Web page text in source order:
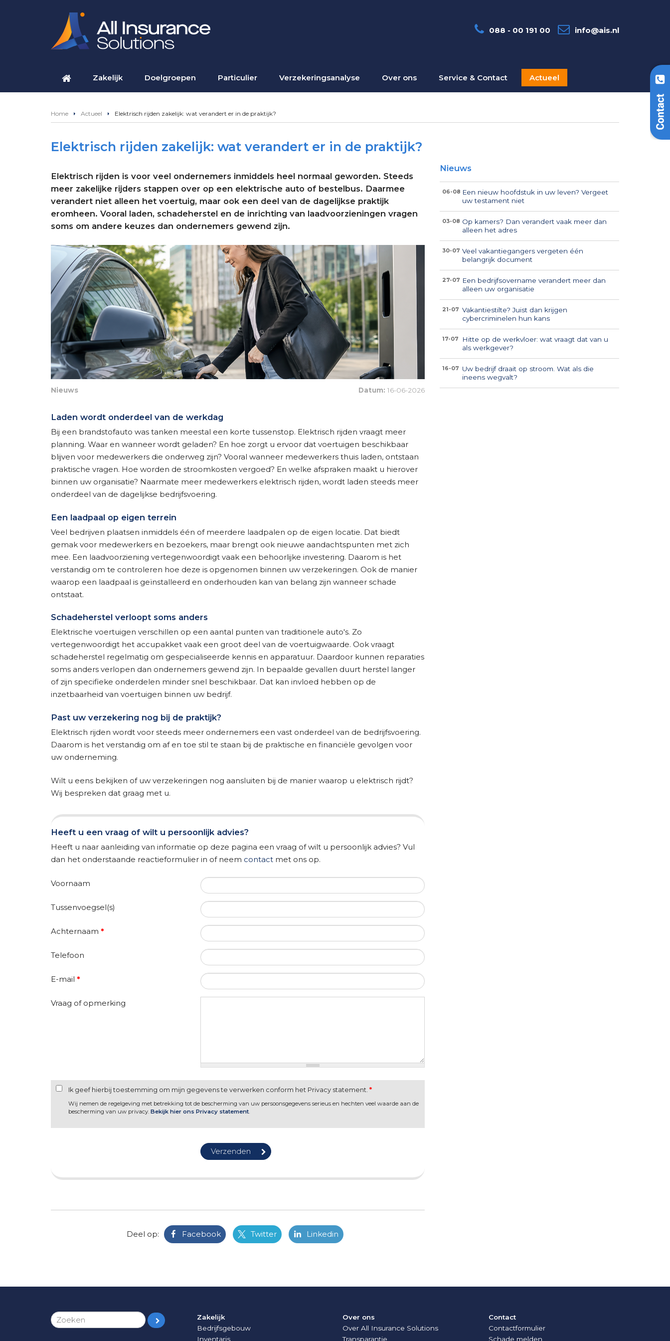
088 - 00 191 00 info@ais.nl
Zakelijk Doelgroepen Particulier Verzekeringsanalyse Over ons Service & Contact Actueel
Home Actueel Elektrisch rijden zakelijk: wat verandert er in de praktijk?
Elektrisch rijden zakelijk: wat verandert er in de praktijk?
Elektrisch rijden is voor veel ondernemers inmiddels heel normaal geworden. Steeds
meer zakelijke rijders stappen over op een elektrische auto of bestelbus. Daarmee
verandert niet alleen het voertuig, maar ook een deel van de dagelijkse praktijk
eromheen. Vooral laden, schadeherstel en de inrichting van laadvoorzieningen vragen
soms om andere keuzes dan ondernemers gewend zijn.
Nieuws Datum: 16-06-2026
Laden wordt onderdeel van de werkdag
Bij een brandstofauto was tanken meestal een korte tussenstop. Elektrisch rijden vraagt meer
planning. Waar en wanneer wordt geladen? En hoe zorgt u ervoor dat voertuigen beschikbaar
blijven voor medewerkers die onderweg zijn? Vooral wanneer medewerkers thuis laden, ontstaan
praktische vragen. Hoe worden de stroomkosten vergoed? En welke afspraken maakt u hierover
binnen uw organisatie? Naarmate meer medewerkers elektrisch rijden, wordt laden steeds meer
onderdeel van de dagelijkse bedrijfsvoering.
Een laadpaal op eigen terrein
Veel bedrijven plaatsen inmiddels één of meerdere laadpalen op de eigen locatie. Dat biedt
gemak voor medewerkers en bezoekers, maar brengt ook nieuwe aandachtspunten met zich
mee. Een laadvoorziening vertegenwoordigt vaak een behoorlijke investering. Daarom is het
verstandig om te controleren hoe deze is opgenomen binnen uw verzekeringen. Ook de manier
waarop een laadpaal is geïnstalleerd en onderhouden kan van belang zijn wanneer schade
ontstaat.
Schadeherstel verloopt soms anders
Elektrische voertuigen verschillen op een aantal punten van traditionele auto's. Zo
vertegenwoordigt het accupakket vaak een groot deel van de voertuigwaarde. Ook vraagt
schadeherstel regelmatig om gespecialiseerde kennis en apparatuur. Daardoor kunnen reparaties
soms anders verlopen dan ondernemers gewend zijn. In bepaalde gevallen duurt herstel langer
of zijn specifieke onderdelen minder snel beschikbaar. Dat kan invloed hebben op de
inzetbaarheid van voertuigen binnen uw bedrijf.
Past uw verzekering nog bij de praktijk?
Elektrisch rijden wordt voor steeds meer ondernemers een vast onderdeel van de bedrijfsvoering.
Daarom is het verstandig om af en toe stil te staan bij de praktische en financiële gevolgen voor
uw onderneming.
Wilt u eens bekijken of uw verzekeringen nog aansluiten bij de manier waarop u elektrisch rijdt?
Wij bespreken dat graag met u.
Heeft u een vraag of wilt u persoonlijk advies?
Heeft u naar aanleiding van informatie op deze pagina een vraag of wilt u persoonlijk advies? Vul
dan het onderstaande reactieformulier in of neem contact met ons op.
Voornaam
Tussenvoegsel(s)
Achternaam *
Telefoon
E-mail *
Vraag of opmerking
Ik geef hierbij toestemming om mijn gegevens te verwerken conform het Privacy statement. *
Wij nemen de regelgeving met betrekking tot de bescherming van uw persoonsgegevens serieus en hechten veel waarde aan de
bescherming van uw privacy. Bekijk hier ons Privacy statement
Deel op: Facebook Twitter Linkedin
Nieuws
06-08 Een nieuw hoofdstuk in uw leven? Vergeet
uw testament niet
03-08 Op kamers? Dan verandert vaak meer dan
alleen het adres
30-07 Veel vakantiegangers vergeten één
belangrijk document
27-07 Een bedrijfsovername verandert meer dan
alleen uw organisatie
21-07 Vakantiestilte? Juist dan krijgen
cybercriminelen hun kans
17-07
Hitte op de werkvloer: wat vraagt dat van u
als werkgever?
16-07
Uw bedrijf draait op stroom. Wat als die
ineens wegvalt?
Zakelijk
Bedrijfsgebouw
Inventaris
Over ons
Over All Insurance Solutions
Transparantie
Contact
Contactformulier
Schade melden